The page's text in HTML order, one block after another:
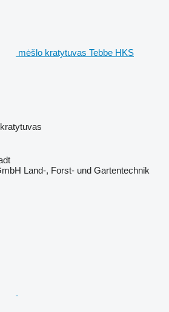
mėšlo kratytuvas Tebbe HKS
Land-, Forst- und Gartentechnik